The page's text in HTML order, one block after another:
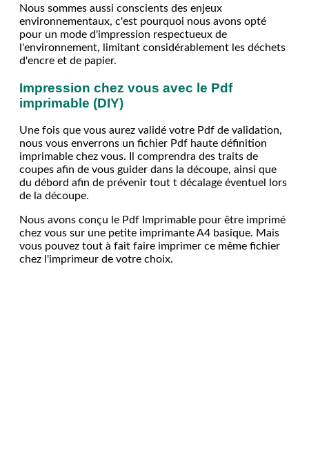
Nous sommes aussi conscients des enjeux
environnementaux, c'est pourquoi nous avons opté
pour un mode d'impression respectueux de
l'environnement, limitant considérablement les déchets
d'encre et de papier.
Impression chez vous avec le Pdf
imprimable (DIY)
Une fois que vous aurez validé votre Pdf de validation,
nous vous enverrons un fichier Pdf haute définition
imprimable chez vous. Il comprendra des traits de
coupes afin de vous guider dans la découpe, ainsi que
du débord afin de prévenir tout t décalage éventuel lors
de la découpe.
Nous avons conçu le Pdf Imprimable pour être imprimé
chez vous sur une petite imprimante A4 basique. Mais
vous pouvez tout à fait faire imprimer ce même fichier
chez l'imprimeur de votre choix.